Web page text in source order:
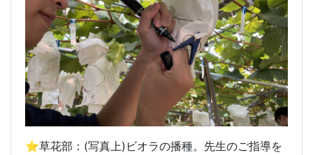
⭐️草花部：(写真上)ビオラの播種。先生のご指導を